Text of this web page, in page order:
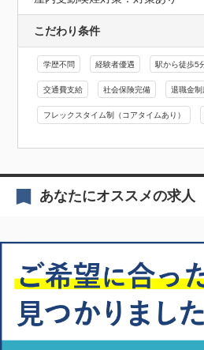
こだわり条件
学歴不問 経験者優遇 駅から徒歩5
交通費支給 社会保険完備 退職金制
フレックスタイム制（コアタイムあり）
あなたにオススメの求人